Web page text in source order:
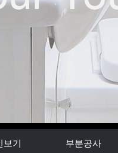
보기 부분공사